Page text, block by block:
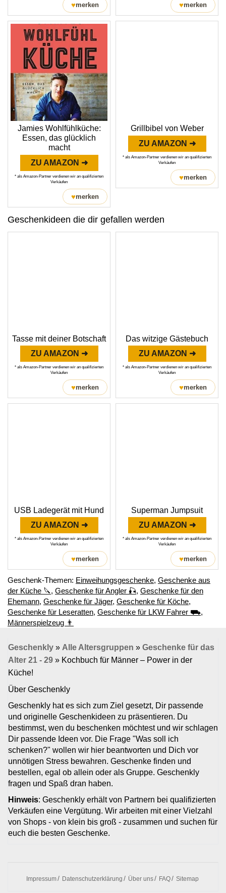
♥merken ♥merken
Jamies Wohlfühlküche:
Essen, das glücklich
macht
ZU AMAZON ➜
* als Amazon-Partner verdienen wir an qualifizierten
Verkäufen
♥merken
Grillbibel von Weber
ZU AMAZON ➜
* als Amazon-Partner verdienen wir an qualifizierten
Verkäufen
♥merken
Geschenkideen die dir gefallen werden
Tasse mit deiner Botschaft
ZU AMAZON ➜
* als Amazon-Partner verdienen wir an qualifizierten
Verkäufen
♥merken
Das witzige Gästebuch
ZU AMAZON ➜
* als Amazon-Partner verdienen wir an qualifizierten
Verkäufen
♥merken
USB Ladegerät mit Hund
ZU AMAZON ➜
* als Amazon-Partner verdienen wir an qualifizierten
Verkäufen
♥merken
Superman Jumpsuit
ZU AMAZON ➜
* als Amazon-Partner verdienen wir an qualifizierten
Verkäufen
♥merken
Geschenk-Themen: Einweihungsgeschenke, Geschenke aus
der Küche 🔪, Geschenke für Angler 🎣, Geschenke für den
Ehemann, Geschenke für Jäger, Geschenke für Köche,
Geschenke für Leseratten, Geschenke für LKW Fahrer ⛟,
Männerspielzeug 👨
Geschenkly » Alle Altersgruppen » Geschenke für das
Alter 21 - 29 » Kochbuch für Männer – Power in der
Küche!
Über Geschenkly
Geschenkly hat es sich zum Ziel gesetzt, Dir passende
und originelle Geschenkideen zu präsentieren. Du
bestimmst, wen du beschenken möchtest und wir schlagen
Dir passende Ideen vor. Die Frage "Was soll ich
schenken?" wollen wir hier beantworten und Dich vor
unnötigen Stress bewahren. Geschenke finden und
bestellen, egal ob allein oder als Gruppe. Geschenkly
fragen und Spaß dran haben.
Hinweis: Geschenkly erhält von Partnern bei qualifizierten
Verkäufen eine Vergütung. Wir arbeiten mit einer Vielzahl
von Shops - von klein bis groß - zusammen und suchen für
euch die besten Geschenke.
Impressum Datenschutzerklärung Über uns FAQ Sitemap